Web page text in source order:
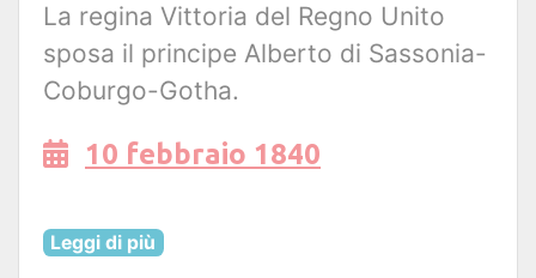
La regina Vittoria del Regno Unito
sposa il principe Alberto di Sassonia-
Coburgo-Gotha.
10 febbraio 1840
Leggi di più